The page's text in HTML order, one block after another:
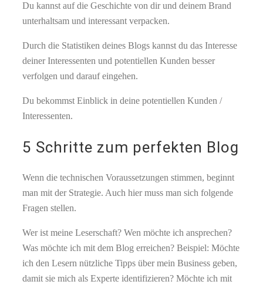
Du kannst auf die Geschichte von dir und deinem Brand
unterhaltsam und interessant verpacken.
Durch die Statistiken deines Blogs kannst du das Interesse
deiner Interessenten und potentiellen Kunden besser
verfolgen und darauf eingehen.
Du bekommst Einblick in deine potentiellen Kunden /
Interessenten.
5 Schritte zum perfekten Blog
Wenn die technischen Voraussetzungen stimmen, beginnt
man mit der Strategie. Auch hier muss man sich folgende
Fragen stellen.
Wer ist meine Leserschaft? Wen möchte ich ansprechen?
Was möchte ich mit dem Blog erreichen? Beispiel: Möchte
ich den Lesern nützliche Tipps über mein Business geben,
damit sie mich als Experte identifizieren? Möchte ich mit